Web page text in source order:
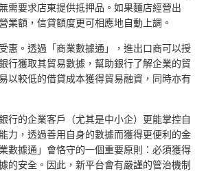
需要求店東提供抵押品。如果麵店經營出
業額，信貸額度更可相應地自動上調。
惠。透過「商業數據通」，進出口商可以授
行獲取其貿易數據，幫助銀行了解企業的貿
以較低的借貸成本獲得貿易融資，同時亦有
行的企業客戶（尤其是中小企）更能掌控自
力，透過善用自身的數據而獲得更便利的金
數據通」會恪守的一個重要原則：必須獲得
的安全。因此，新平台會有嚴謹的管治機制